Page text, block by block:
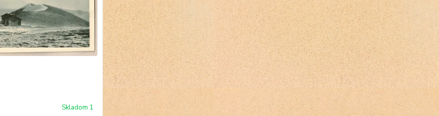
Skladom 1